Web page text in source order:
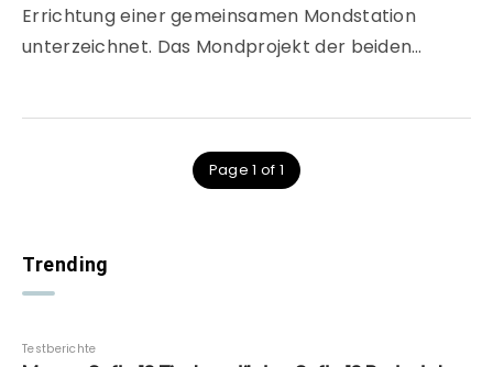
Errichtung einer gemeinsamen Mondstation
unterzeichnet. Das Mondprojekt der beiden…
Page 1 of 1
Trending